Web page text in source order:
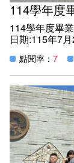
114學年度
114學年度畢
日期:115年7
紀實:
今年本校畢業
長、親友及同
習旅程的光榮
114學年度本
基隆、澎湖及
典，讓現場洋
外，更有校本
太太(也是本
點閱率： 7